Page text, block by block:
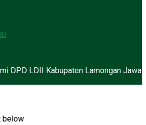
DPD LDII Kabupaten Lamongan Jawa
below